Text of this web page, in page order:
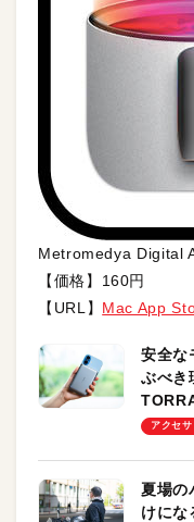
Metromedya Digital
【価格】160円
【URL】 Mac App
安全な
ぶべき
ーも
アクセサ
夏場の
けに